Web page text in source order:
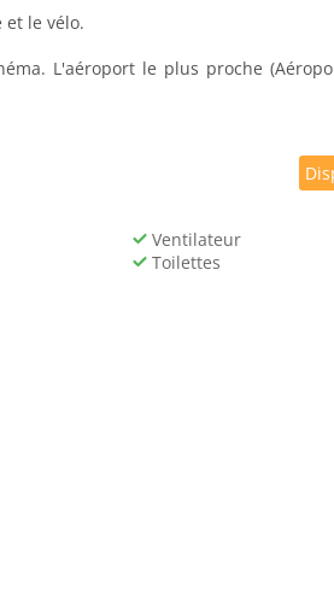
le vélo.
L'aéroport le plus proche
Ventilateur
Toilettes